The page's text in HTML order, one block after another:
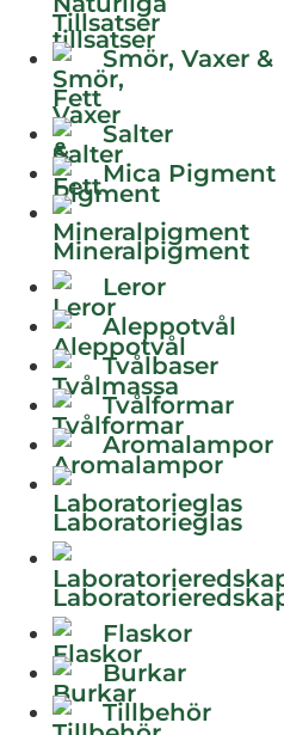
Tillsatser
Smör, Vaxer &
Fett
Salter
Mica Pigment
Mineralpigment
Leror
Aleppotvål
Tvålbaser
Tvålformar
Aromalampor
Laboratorieglas
Flaskor
Burkar
Tillbehör
E-
post